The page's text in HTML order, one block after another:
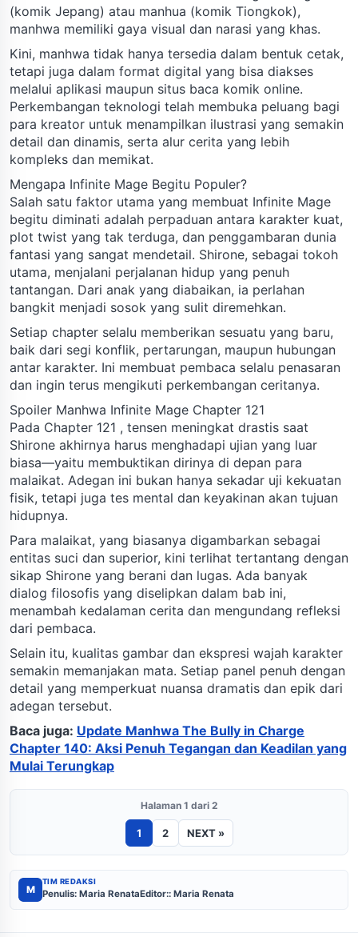
(komik Jepang) atau manhua (komik Tiongkok),
manhwa memiliki gaya visual dan narasi yang khas.
Kini, manhwa tidak hanya tersedia dalam bentuk cetak,
tetapi juga dalam format digital yang bisa diakses
melalui aplikasi maupun situs baca komik online.
Perkembangan teknologi telah membuka peluang bagi
para kreator untuk menampilkan ilustrasi yang semakin
detail dan dinamis, serta alur cerita yang lebih
kompleks dan memikat.
Mengapa Infinite Mage Begitu Populer?
Salah satu faktor utama yang membuat Infinite Mage
begitu diminati adalah perpaduan antara karakter kuat,
plot twist yang tak terduga, dan penggambaran dunia
fantasi yang sangat mendetail. Shirone, sebagai tokoh
utama, menjalani perjalanan hidup yang penuh
tantangan. Dari anak yang diabaikan, ia perlahan
bangkit menjadi sosok yang sulit diremehkan.
Setiap chapter selalu memberikan sesuatu yang baru,
baik dari segi konflik, pertarungan, maupun hubungan
antar karakter. Ini membuat pembaca selalu penasaran
dan ingin terus mengikuti perkembangan ceritanya.
Spoiler Manhwa Infinite Mage Chapter 121
Pada Chapter 121 , tensen meningkat drastis saat
Shirone akhirnya harus menghadapi ujian yang luar
biasa—yaitu membuktikan dirinya di depan para
malaikat. Adegan ini bukan hanya sekadar uji kekuatan
fisik, tetapi juga tes mental dan keyakinan akan tujuan
hidupnya.
Para malaikat, yang biasanya digambarkan sebagai
entitas suci dan superior, kini terlihat tertantang dengan
sikap Shirone yang berani dan lugas. Ada banyak
dialog filosofis yang diselipkan dalam bab ini,
menambah kedalaman cerita dan mengundang refleksi
dari pembaca.
Selain itu, kualitas gambar dan ekspresi wajah karakter
semakin memanjakan mata. Setiap panel penuh dengan
detail yang memperkuat nuansa dramatis dan epik dari
adegan tersebut.
Baca juga: Update Manhwa The Bully in Charge
Chapter 140: Aksi Penuh Tegangan dan Keadilan yang
Mulai Terungkap
Halaman 1 dari 2
1 2 NEXT »
M
TIM REDAKSI
Penulis: Maria RenataEditor:: Maria Renata